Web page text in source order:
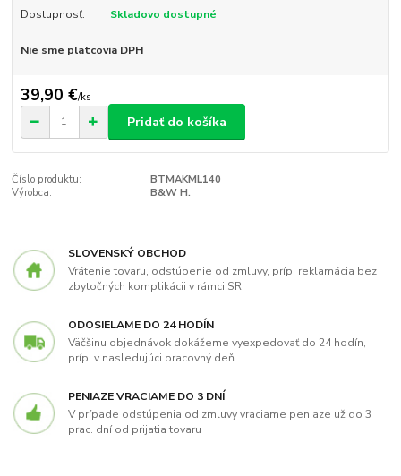
Dostupnosť: Skladovo dostupné
Nie sme platcovia DPH
39,90 €/ks
Pridať do košíka
Číslo produktu:
BTMAKML140
Výrobca:
B&W H.
SLOVENSKÝ OBCHOD
Vrátenie tovaru, odstúpenie od zmluvy, príp. reklamácia bez
zbytočných komplikácii v rámci SR
ODOSIELAME DO 24 HODÍN
Väčšinu objednávok dokážeme vyexpedovať do 24 hodín,
príp. v nasledujúci pracovný deň
PENIAZE VRACIAME DO 3 DNÍ
V prípade odstúpenia od zmluvy vraciame peniaze už do 3
prac. dní od prijatia tovaru